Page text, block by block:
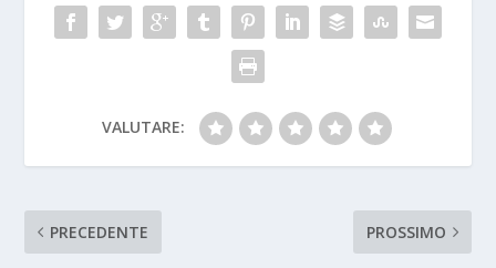
VALUTARE:
PRECEDENTE PROSSIMO